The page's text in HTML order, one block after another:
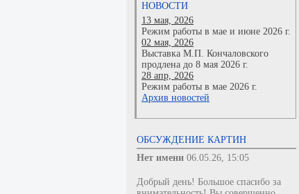
НОВОСТИ
13 мая, 2026
Режим работы в мае и июне 2026 г.
02 мая, 2026
Выставка М.П. Кончаловского
продлена до 8 мая 2026 г.
28 апр, 2026
Режим работы в мае 2026 г.
Архив новостей
ОБСУЖДЕНИЕ КАРТИН
Нет имени 06.05.26, 15:05
Добрый день! Большое спасибо за